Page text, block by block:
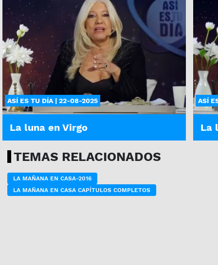
ASÍ ES TU DÍA | 22-08-2025
La luna en Virgo
ASÍ
La
TEMAS RELACIONADOS
LA MAÑANA EN CASA-2016
LA MAÑANA EN CASA CAPÍTULOS COMPLETOS